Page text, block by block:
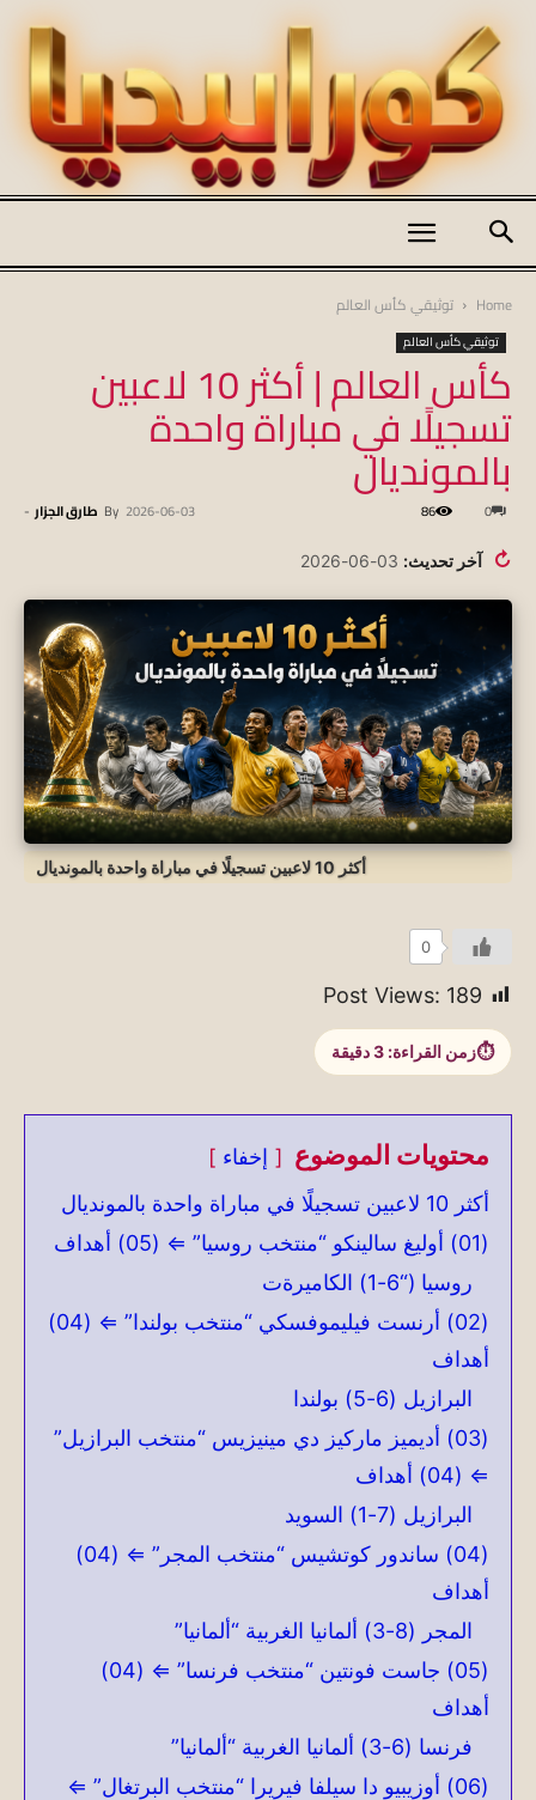
Home توثيقي كأس العالم
توثيقي كأس العالم
كأس العالم | أكثر 10 لاعبين
تسجيلًا في مباراة واحدة
بالمونديال
By طارق الجزار - 2026-06-03 0
86
↻ آخر تحديث: 03-06-2026
أكثر 10 لاعبين تسجيلًا في مباراة واحدة بالمونديال
0
Post Views: 189
زمن القراءة: 3دقيقة
محتويات الموضوع
إخفاء
أكثر 10 لاعبين تسجيلًا في مباراة واحدة بالمونديال
(01) أوليغ سالينكو “منتخب روسيا” ⇐ (05) أهداف
روسيا (“6-1) الكاميرةت
(02) أرنست فيليموفسكي “منتخب بولندا” ⇐ (04)
أهداف
البرازيل (6-5) بولندا
(03) أديميز ماركيز دي مينيزيس “منتخب البرازيل”
⇐ (04) أهداف
البرازيل (7-1) السويد
(04) ساندور كوتشيس “منتخب المجر” ⇐ (04)
أهداف
المجر (8-3) ألمانيا الغربية “ألمانيا”
(05) جاست فونتين “منتخب فرنسا” ⇐ (04)
أهداف
فرنسا (6-3) ألمانيا الغربية “ألمانيا”
(06) أوزيبيو دا سيلفا فيريرا “منتخب البرتغال” ⇐